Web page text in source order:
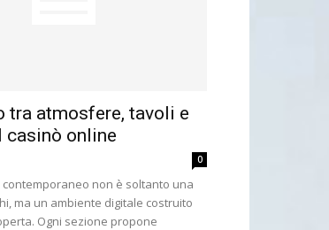
tra atmosfere, tavoli e
casinò online
0
contemporaneo non è soltanto una
ma un ambiente digitale costruito
Ogni sezione propone